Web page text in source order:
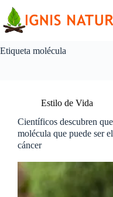
contenido
Etiqueta molécula
Estilo de Vida
Científicos descubren
molécula que puede ser
cáncer